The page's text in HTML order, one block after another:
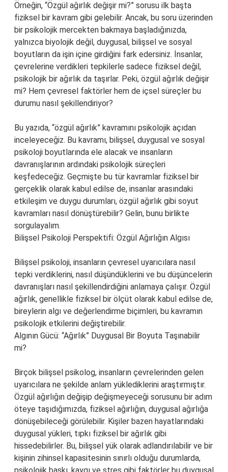
Örneğin, “Özgül ağırlık değişir mi?” sorusu ilk başta
fiziksel bir kavram gibi gelebilir. Ancak, bu soru üzerinden
bir psikolojik mercekten bakmaya başladığınızda,
yalnızca biyolojik değil, duygusal, bilişsel ve sosyal
boyutların da işin içine girdiğini fark edersiniz. İnsanlar,
çevrelerine verdikleri tepkilerle sadece fiziksel değil,
psikolojik bir ağırlık da taşırlar. Peki, özgül ağırlık değişir
mi? Hem çevresel faktörler hem de içsel süreçler bu
durumu nasıl şekillendiriyor?
Bu yazıda, “özgül ağırlık” kavramını psikolojik açıdan
inceleyeceğiz. Bu kavramı, bilişsel, duygusal ve sosyal
psikoloji boyutlarında ele alacak ve insanların
davranışlarının ardındaki psikolojik süreçleri
keşfedeceğiz. Geçmişte bu tür kavramlar fiziksel bir
gerçeklik olarak kabul edilse de, insanlar arasındaki
etkileşim ve duygu durumları, özgül ağırlık gibi soyut
kavramları nasıl dönüştürebilir? Gelin, bunu birlikte
sorgulayalım.
Bilişsel Psikoloji Perspektifi: Özgül Ağırlığın Algısı
Bilişsel psikoloji, insanların çevresel uyarıcılara nasıl
tepki verdiklerini, nasıl düşündüklerini ve bu düşüncelerin
davranışları nasıl şekillendirdiğini anlamaya çalışır. Özgül
ağırlık, genellikle fiziksel bir ölçüt olarak kabul edilse de,
bireylerin algı ve değerlendirme biçimleri, bu kavramın
psikolojik etkilerini değiştirebilir.
Algının Gücü: “Ağırlık” Duygusal Bir Boyuta Taşınabilir
mi?
Birçok bilişsel psikolog, insanların çevrelerinden gelen
uyarıcılara ne şekilde anlam yüklediklerini araştırmıştır.
Özgül ağırlığın değişip değişmeyeceği sorusunu bir adım
öteye taşıdığımızda, fiziksel ağırlığın, duygusal ağırlığa
dönüşebileceği görülebilir. Kişiler bazen hayatlarındaki
duygusal yükleri, tıpkı fiziksel bir ağırlık gibi
hissedebilirler. Bu, bilişsel yük olarak adlandırılabilir ve bir
kişinin zihinsel kapasitesinin sınırlı olduğu durumlarda,